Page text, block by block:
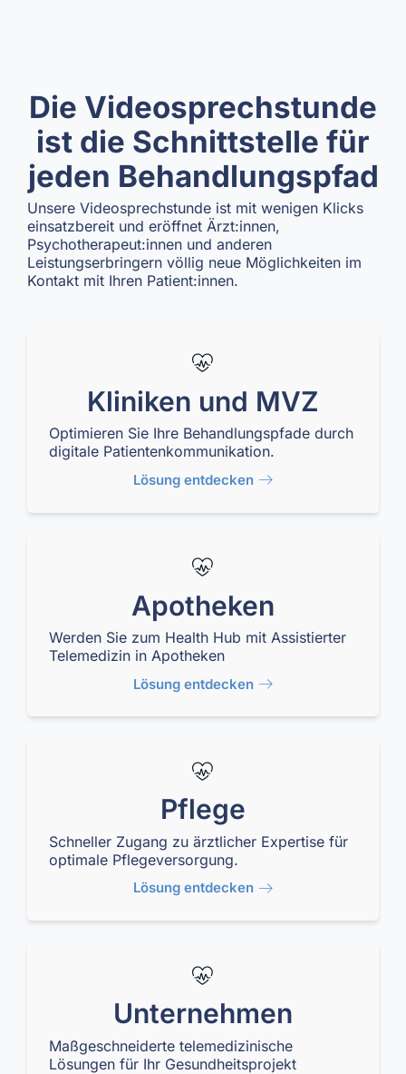
Die Videosprechstunde
ist die Schnittstelle für
jeden Behandlungspfad
Unsere Videosprechstunde ist mit wenigen Klicks
einsatzbereit und eröffnet Ärzt:innen,
Psychotherapeut:innen und anderen
Leistungserbringern völlig neue Möglichkeiten im
Kontakt mit Ihren Patient:innen.
Kliniken und MVZ
Optimieren Sie Ihre Behandlungspfade durch
digitale Patientenkommunikation.
Lösung entdecken
Apotheken
Werden Sie zum Health Hub mit Assistierter
Telemedizin in Apotheken
Lösung entdecken
Pflege
Schneller Zugang zu ärztlicher Expertise für
optimale Pflegeversorgung.
Lösung entdecken
Unternehmen
Maßgeschneiderte telemedizinische
Lösungen für Ihr Gesundheitsprojekt